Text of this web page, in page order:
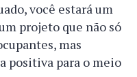
você estará um
projeto que não só
mas
positiva para o meio